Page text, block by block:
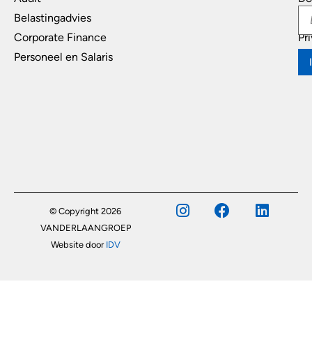
Belastingadvies
Corporate Finance
Personeel en Salaris
© Copyright 2026
VANDERLAANGROEP
Website door IDV